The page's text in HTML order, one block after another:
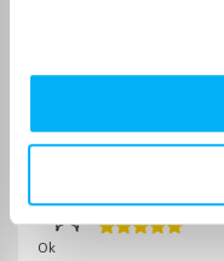
Patvirtintas pirkėjas
Patvirtintas pirkėjas
Ok